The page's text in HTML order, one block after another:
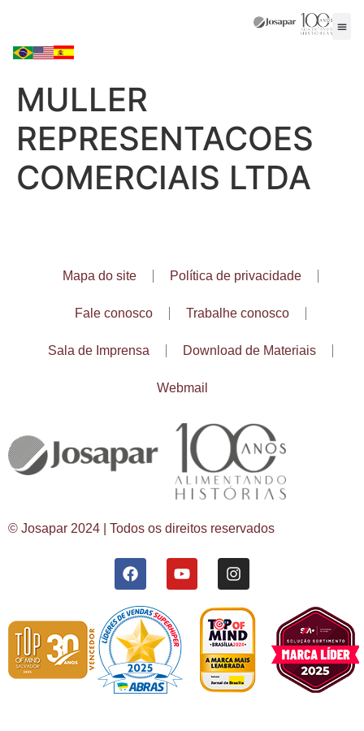
MULLER
REPRESENTACOES
COMERCIAIS LTDA
Mapa do site Política de privacidade
Fale conosco Trabalhe conosco
Sala de Imprensa Download de Materiais
Webmail
© Josapar 2024 | Todos os direitos reservados